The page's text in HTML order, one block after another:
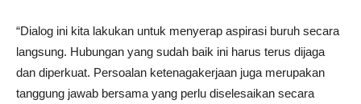
“Dialog ini kita lakukan untuk menyerap aspirasi buruh secara
langsung. Hubungan yang sudah baik ini harus terus dijaga
dan diperkuat. Persoalan ketenagakerjaan juga merupakan
tanggung jawab bersama yang perlu diselesaikan secara